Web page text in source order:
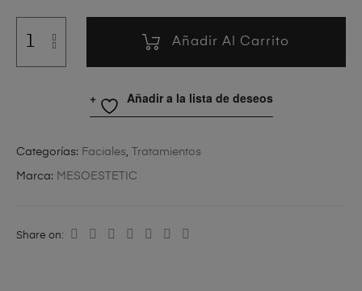
Añadir Al Carrito
Añadir a la lista de deseos
Categorías: Faciales, Tratamientos
Marca: MESOESTETIC
Share on: